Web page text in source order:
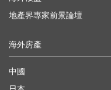
地產界專家前景論壇
海外房產
中國